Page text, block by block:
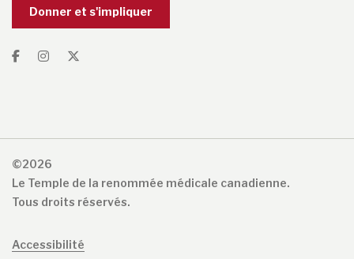
Donner et s'impliquer
©2026
Le Temple de la renommée médicale canadienne.
Tous droits réservés.
Accessibilité